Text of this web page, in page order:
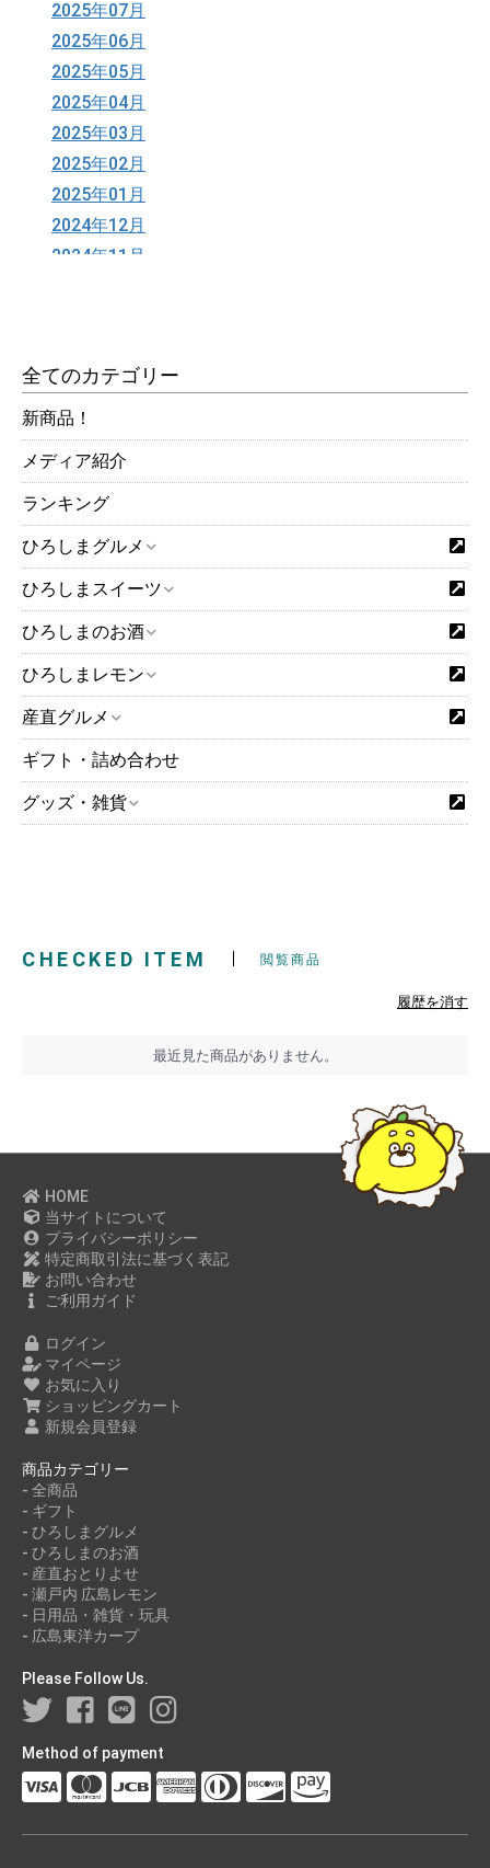
全てのカテゴリー
新商品！
メディア紹介
ランキング
ひろしまグルメ
ひろしまスイーツ
ひろしまのお酒
ひろしまレモン
産直グルメ
ギフト・詰め合わせ
グッズ・雑貨
2025年07月
2025年06月
2025年05月
2025年04月
2025年03月
2025年02月
2025年01月
2024年12月
2024年11月
2024年06月
2024年05月
2024年04月
2024年03月
2024年02月
2024年01月
2023年12月
2023年11月
2023年10月
2023年09月
2023年07月
2023年06月
2023年05月
2023年04月
2023年03月
2022年10月
2022年02月
2022年01月
2021年12月
2021年11月
2021年07月
2021年05月
2021年03月
2020年11月
CHECKED ITEM 閲覧商品
履歴を消す
最近見た商品がありません。
HOME
当サイトについて
プライバシーポリシー
特定商取引法に基づく表記
お問い合わせ
ご利用ガイド
ログイン
マイページ
お気に入り
ショッピングカート
新規会員登録
商品カテゴリー
- 全商品
- ギフト
- ひろしまグルメ
- ひろしまのお酒
- 産直おとりよせ
- 瀬戸内 広島レモン
- 日用品・雑貨・玩具
- 広島東洋カープ
Please Follow Us.
Method of payment